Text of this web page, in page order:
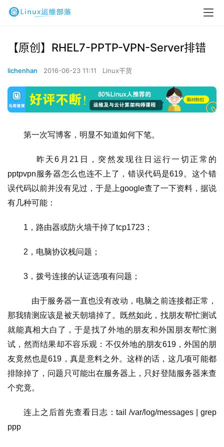
【原创】RHEL7-PPTP-VPN-Server排错
lichenhan 2016-06-23 11:11 Linux干货
第一次写博客，明显不知道如何下笔。
昨天6月21日，突然发现往日运行一切正常的
pptpvpn服务器怎么也连不上了，错误代码是619。这个错
误代码以前并没有见过，于是上google查了一下资料，据说
有几种可能：
1，路由器或防火墙干掉了tcp1723；
2，电脑协议栈问题；
3，拨号连接的认证选项有问题；
由于服务器一直也没有改动，电脑之前连接都正常，
那我猜测应该是被天朝墙掉了。既然如此，找朋友帮忙测试
就能真相大白了，于是找了外地的朋友和外国朋友帮忙测
试，然而结果却不容乐观：不仅外地的朋友619，外国的朋
友竟然也是619，真是意料之外。这样的话，这几项可能都
排除掉了，问题只可能出在服务器上，只好登陆服务器来查
个究竟。
连上之后首先查看日志：tail /var/log/messages | grep
ppp